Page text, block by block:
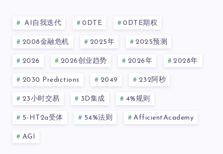
AI自我迭代 0DTE 0DTE期权
2008金融危机 2025年 2025预测
2026 2026创业趋势 2026年 2028年
2030 Predictions 2049 232阿秒
23小时交易 3D集成 4%规则
5-HT2a受体 54%法则 AfficientAcademy
AGI